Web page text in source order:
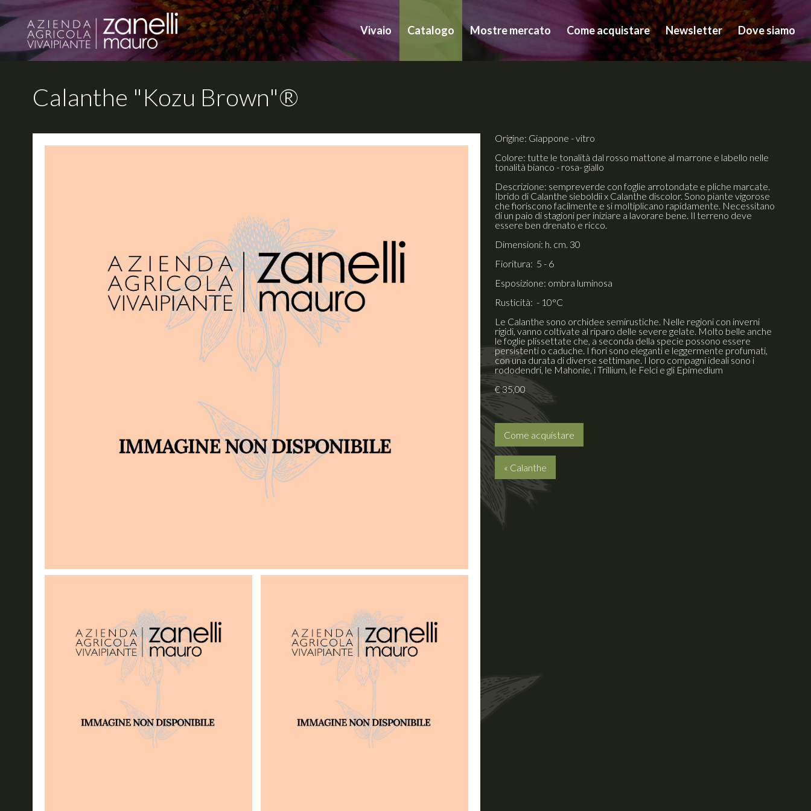
Vivaio Catalogo Mostre mercato Come acquistare Newsletter Dove siamo
Calanthe "Kozu Brown"®
Origine: Giappone - vitro
Colore: tutte le tonalità dal rosso mattone al marrone e labello nelle
tonalità bianco - rosa- giallo
Descrizione: sempreverde con foglie arrotondate e pliche marcate.
Ibrido di Calanthe sieboldii x Calanthe discolor. Sono piante vigorose
che fioriscono facilmente e si moltiplicano rapidamente. Necessitano
di un paio di stagioni per iniziare a lavorare bene. Il terreno deve
essere ben drenato e ricco.
Dimensioni: h. cm. 30
Fioritura: 5 - 6
Esposizione: ombra luminosa
Rusticità: - 10°C
Le Calanthe sono orchidee semirustiche. Nelle regioni con inverni
rigidi, vanno coltivate al riparo delle severe gelate. Molto belle anche
le foglie plissettate che, a seconda della specie possono essere
persistenti o caduche. I fiori sono eleganti e leggermente profumati,
con una durata di diverse settimane. I loro compagni ideali sono i
rododendri, le Mahonie, i Trillium, le Felci e gli Epimedium
€ 35,00
Come acquistare
« Calanthe